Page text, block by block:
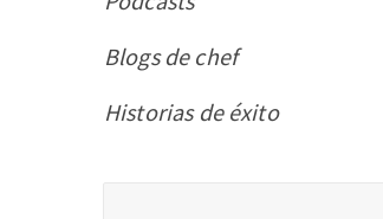
Blogs de chef
Historias de éxito